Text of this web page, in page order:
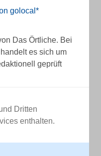
golocal*
Das Örtliche. Bei
es sich um
geprüft
Dritten
enthalten.